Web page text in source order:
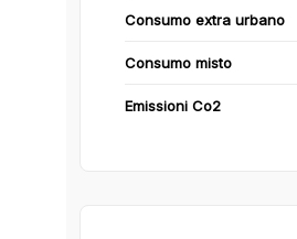
Consumo extra urbano
Consumo misto
Emissioni Co2